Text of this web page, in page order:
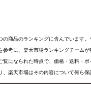
商品のランキングに含んでいます
考に、楽天市場ランキングチーム
になられた時点で、価格・送料・
楽天市場はその内容について何ら保